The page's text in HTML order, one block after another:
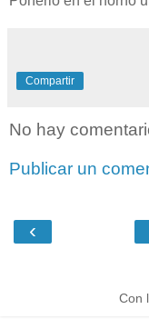
Compartir
No hay
Publicar un
‹
Con